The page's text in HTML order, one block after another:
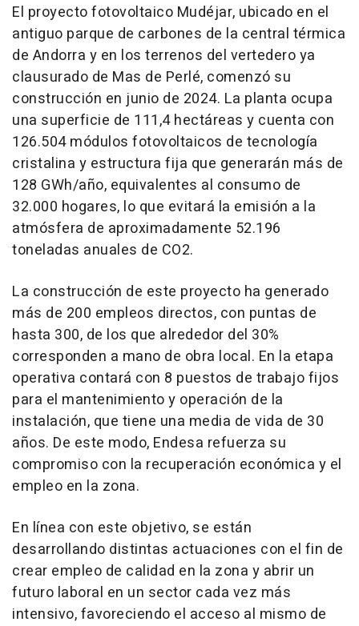
El proyecto fotovoltaico Mudéjar, ubicado en el
antiguo parque de carbones de la central térmica
de Andorra y en los terrenos del vertedero ya
clausurado de Mas de Perlé, comenzó su
construcción en junio de 2024. La planta ocupa
una superficie de 111,4 hectáreas y cuenta con
126.504 módulos fotovoltaicos de tecnología
cristalina y estructura fija que generarán más de
128 GWh/año, equivalentes al consumo de
32.000 hogares, lo que evitará la emisión a la
atmósfera de aproximadamente 52.196
toneladas anuales de CO2.
La construcción de este proyecto ha generado
más de 200 empleos directos, con puntas de
hasta 300, de los que alrededor del 30%
corresponden a mano de obra local. En la etapa
operativa contará con 8 puestos de trabajo fijos
para el mantenimiento y operación de la
instalación, que tiene una media de vida de 30
años. De este modo, Endesa refuerza su
compromiso con la recuperación económica y el
empleo en la zona.
En línea con este objetivo, se están
desarrollando distintas actuaciones con el fin de
crear empleo de calidad en la zona y abrir un
futuro laboral en un sector cada vez más
intensivo, favoreciendo el acceso al mismo de